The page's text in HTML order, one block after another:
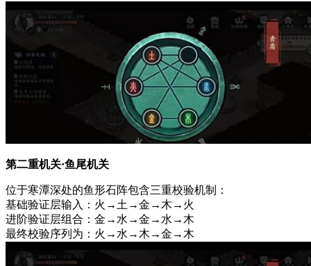
第二重机关·鱼尾机关
位于寒潭深处的鱼形石阵包含三重校验机制：
基础验证层输入：火→土→金→木→火
进阶验证层组合：金→水→金→水→木
最终校验序列为：火→水→木→金→木